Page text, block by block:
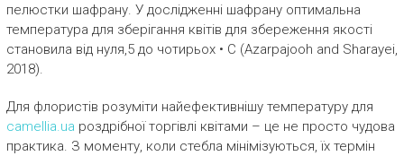
пелюстки шафрану. У дослідженні шафрану оптимальна
температура для зберігання квітів для збереження якості
становила від нуля,5 до чотирьох • C (Azarpajooh and Sharayei,
2018).
Для флористів розуміти найефективнішу температуру для
camellia.ua роздрібної торгівлі квітами – це не просто чудова
практика. З моменту, коли стебла мінімізуються, їх термін